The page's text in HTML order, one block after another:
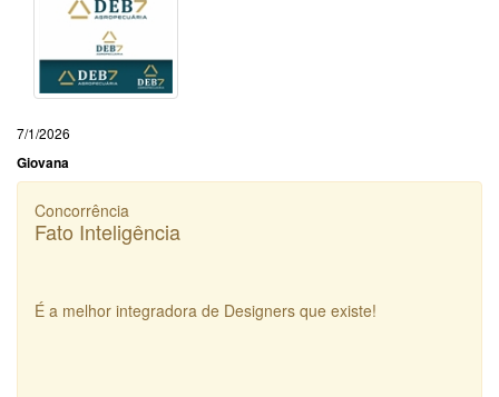
7/1/2026
Giovana
Concorrência
Fato Inteligência
É a melhor integradora de Designers que existe!